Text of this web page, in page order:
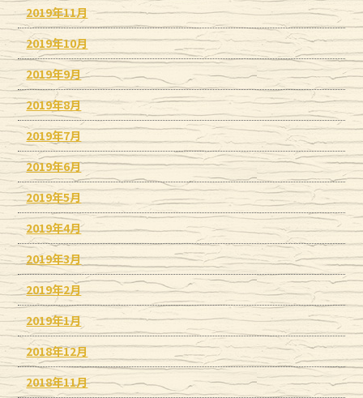
2019年11月
2019年10月
2019年9月
2019年8月
2019年7月
2019年6月
2019年5月
2019年4月
2019年3月
2019年2月
2019年1月
2018年12月
2018年11月